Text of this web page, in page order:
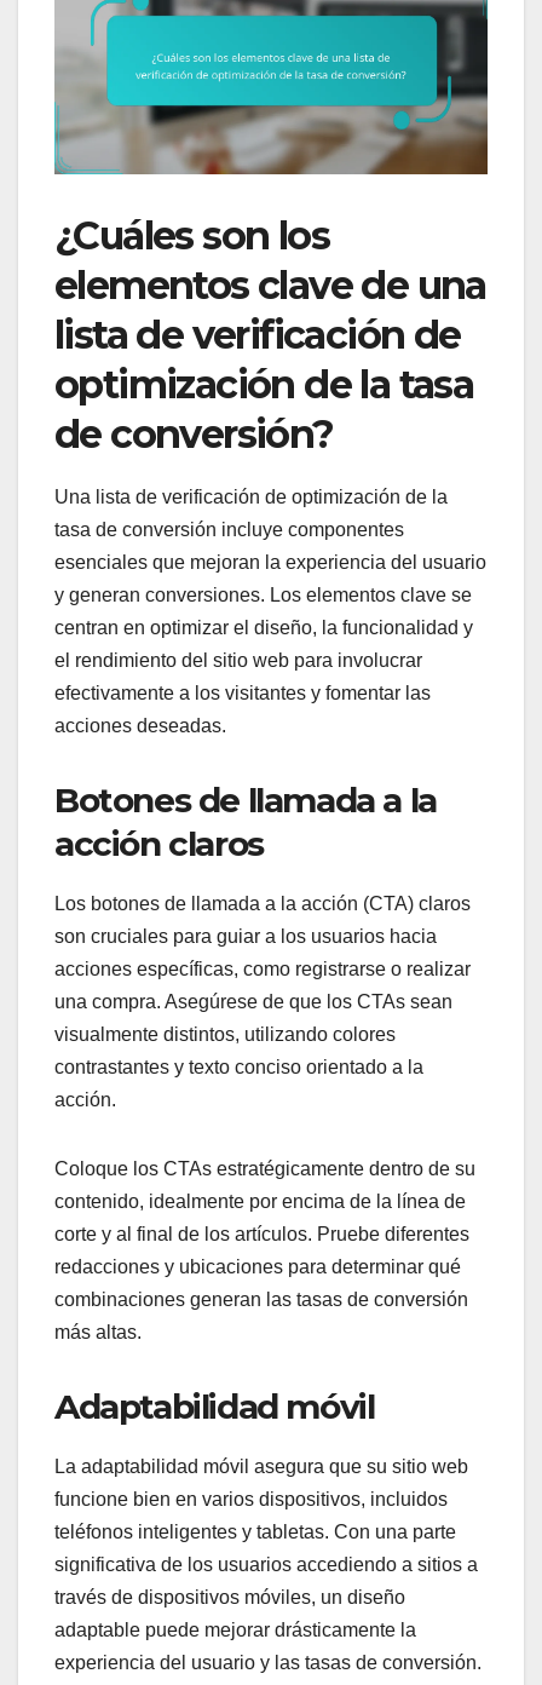
¿Cuáles son los
elementos clave de una
lista de verificación de
optimización de la tasa
de conversión?
Una lista de verificación de optimización de la
tasa de conversión incluye componentes
esenciales que mejoran la experiencia del usuario
y generan conversiones. Los elementos clave se
centran en optimizar el diseño, la funcionalidad y
el rendimiento del sitio web para involucrar
efectivamente a los visitantes y fomentar las
acciones deseadas.
Botones de llamada a la
acción claros
Los botones de llamada a la acción (CTA) claros
son cruciales para guiar a los usuarios hacia
acciones específicas, como registrarse o realizar
una compra. Asegúrese de que los CTAs sean
visualmente distintos, utilizando colores
contrastantes y texto conciso orientado a la
acción.
Coloque los CTAs estratégicamente dentro de su
contenido, idealmente por encima de la línea de
corte y al final de los artículos. Pruebe diferentes
redacciones y ubicaciones para determinar qué
combinaciones generan las tasas de conversión
más altas.
Adaptabilidad móvil
La adaptabilidad móvil asegura que su sitio web
funcione bien en varios dispositivos, incluidos
teléfonos inteligentes y tabletas. Con una parte
significativa de los usuarios accediendo a sitios a
través de dispositivos móviles, un diseño
adaptable puede mejorar drásticamente la
experiencia del usuario y las tasas de conversión.